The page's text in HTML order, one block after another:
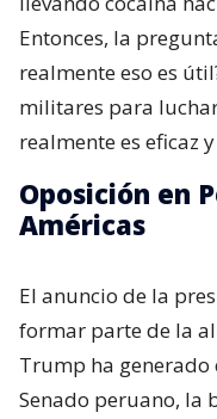
Entonces, la
realmente eso es
militares para
realmente es eficaz
Oposición en
Américas
El anuncio de la
formar parte de la
Trump ha generado
Senado peruano, la